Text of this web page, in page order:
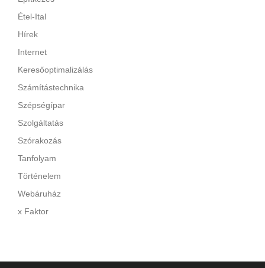
Étel-Ital
Hírek
Internet
Keresőoptimalizálás
Számítástechnika
Szépségípar
Szolgáltatás
Szórakozás
Tanfolyam
Történelem
Webáruház
x Faktor